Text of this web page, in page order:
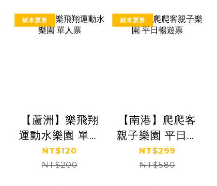
紙本票券
【蘆洲】樂飛翔
運動水樂園 單人
票
NT$120
NT$200
紙本票券
【南港】爬爬客
親子樂園 平日暢
遊票
NT$299
NT$580